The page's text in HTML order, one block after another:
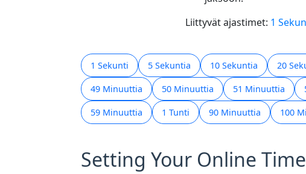
Liittyvät ajastimet: 1
1 Sekunti 5 Sekuntia 10 Sekuntia 20
49 Minuuttia 50 Minuuttia 51 Minuuttia
59 Minuuttia 1 Tunti 90 Minuuttia 100
Setting Your Online